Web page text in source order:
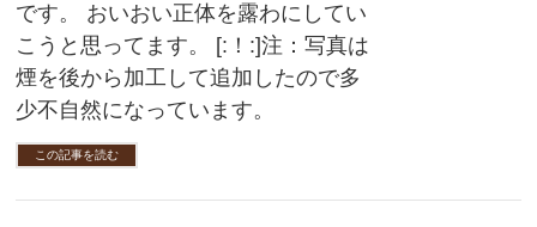
です。 おいおい正体を露わにしてい
こうと思ってます。 [:！:]注：写真は
煙を後から加工して追加したので多
少不自然になっています。
この記事を読む